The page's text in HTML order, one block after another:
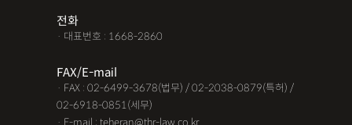
전화
· 대표번호 : 1668-2860
FAX/E-mail
· FAX : 02-6499-3678(법무) / 02-2038-0879(특허) /
02-6918-0851(세무)
· E-mail : teheran@thr-law.co.kr